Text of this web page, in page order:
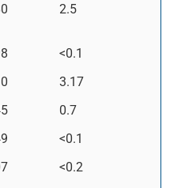
2.5
<0.1
3.17
0.7
<0.1
<0.2